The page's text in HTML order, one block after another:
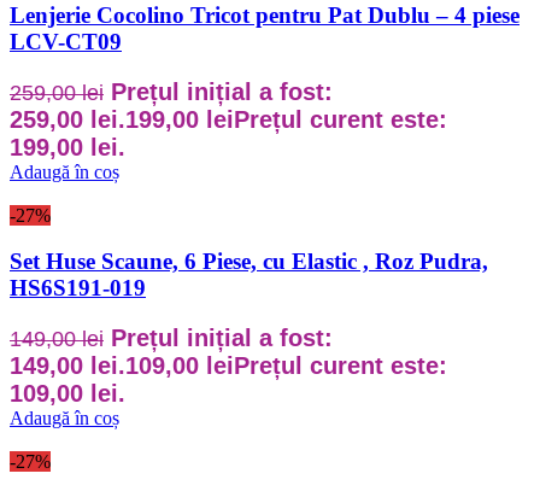
Lenjerie Cocolino Tricot pentru Pat Dublu – 4 piese
LCV-CT09
259,00lei Prețul inițial a fost:
259,00 lei.199,00 leiPrețul curent este:
199,00 lei.
Adaugă în coș
-27%
Set Huse Scaune, 6 Piese, cu Elastic , Roz Pudra,
HS6S191-019
149,00lei Prețul inițial a fost:
149,00 lei.109,00 leiPrețul curent este:
109,00 lei.
Adaugă în coș
-27%